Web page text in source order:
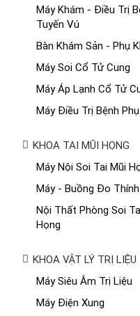
Máy Khám - Điều Trị
Tuyến Vú
Bàn Khám Sản - Phụ
Máy Soi Cổ Tử Cung
Máy Áp Lạnh Cổ Tử
Máy Điều Trị Bệnh
KHOA TAI MŨI HỌNG
Máy Nội Soi Tai Mũi
Máy - Buồng Đo
Nội Thất Phòng Soi
Họng
KHOA VẬT LÝ TRỊ LIỆU
Máy Siêu Âm Trị Liệu
Máy Điện Xung